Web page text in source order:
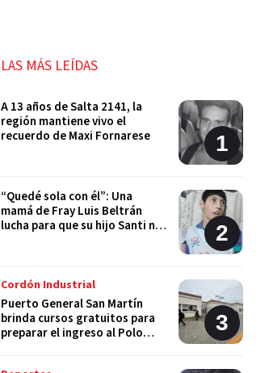
LAS MÁS LEÍDAS
A 13 años de Salta 2141, la
región mantiene vivo el
recuerdo de Maxi Fornarese
“Quedé sola con él”: Una
mamá de Fray Luis Beltrán
lucha para que su hijo Santi no
Cordón Industrial
Puerto General San Martín
brinda cursos gratuitos para
preparar el ingreso al Polo